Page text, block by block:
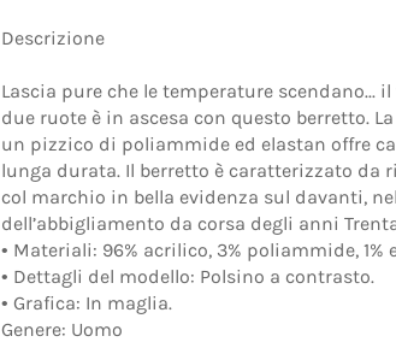
Descrizione
Lascia pure che le temperature scendano...
due ruote è in ascesa con questo berretto.
un pizzico di poliammide ed elastan offre
lunga durata. Il berretto è caratterizzato da
col marchio in bella evidenza sul davanti,
dell’abbigliamento da corsa degli anni
• Materiali: 96% acrilico, 3% poliammide, 1%
• Dettagli del modello: Polsino a contrasto.
• Grafica: In maglia.
Genere: Uomo